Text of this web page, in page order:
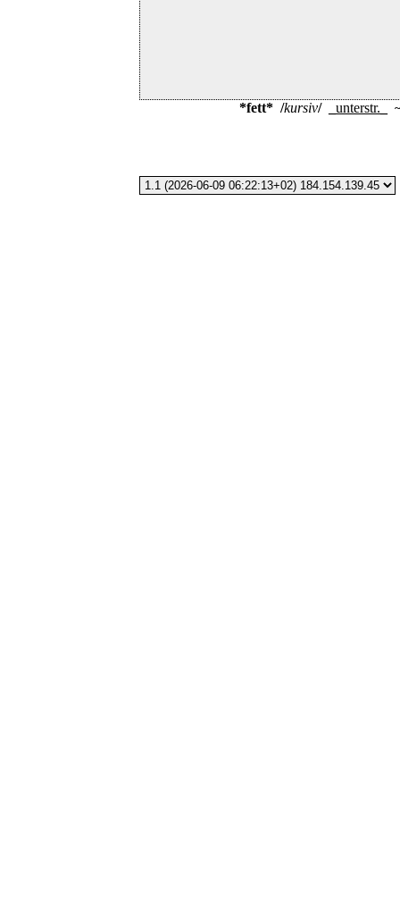
*fett* /kursiv/ unterstr. ~